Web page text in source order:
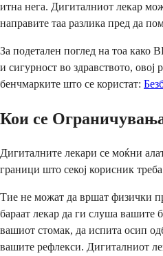
итна нега. Дигиталниот лекар
направите таа разлика пред да
За подетален поглед на тоа како
и сигурност во здравството, овој
бенчмарките што се користат:
Кои се
Дигиталните лекари се моќни
граници што секој корисник
Тие не можат да вршат физички
бараат лекар да ги слуша вашите
вашиот стомак, да испита осип
вашите рефлекси. Дигиталниот